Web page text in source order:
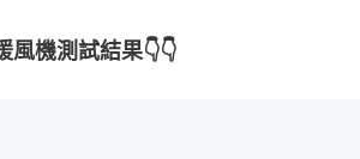
機測試結果👇👇